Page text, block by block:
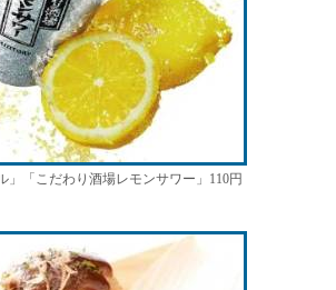
」「こだわり酒場レモンサワー」110円